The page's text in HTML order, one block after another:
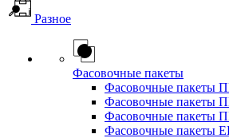
Разное
Фасовочные пакеты
Фасовочные пакеты
Фасовочные пакеты
Фасовочные пакеты
Фасовочные пакеты